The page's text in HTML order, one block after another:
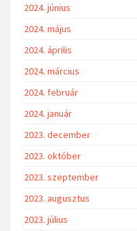
2024. június
2024. május
2024. április
2024. március
2024. február
2024. január
2023. december
2023. október
2023. szeptember
2023. augusztus
2023. július